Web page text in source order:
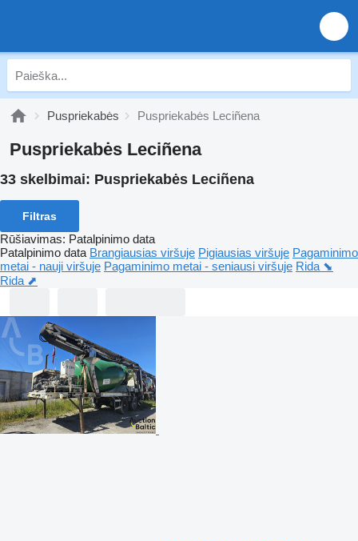
Puspriekabės Puspriekabės Leciñena
Puspriekabės Leciñena
33 skelbimai: Puspriekabės Leciñena
Filtras
Rūšiavimas: Patalpinimo data
Patalpinimo data Brangiausias viršuje Pigiausias viršuje Pagaminimo
metai - nauji viršuje Pagaminimo metai - seniausi viršuje Rida ⬊
Rida ⬈